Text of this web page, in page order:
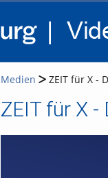
Medien ZEIT für X -
ZEIT für X